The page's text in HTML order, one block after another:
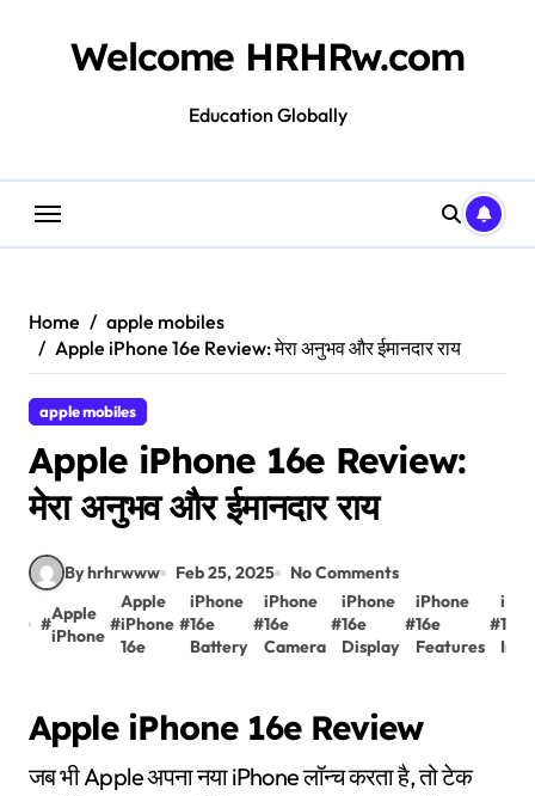
Welcome HRHRw.com
Education Globally
Home
apple mobiles
Apple iPhone 16e Review: मेरा अनुभव और ईमानदार राय
apple mobiles
Apple iPhone 16e Review:
मेरा अनुभव और ईमानदार राय
By hrhrwww Feb 25, 2025 No Comments
#
Apple
iPhone
#
Apple
iPhone
16e
#
iPhone
16e
Battery
#
iPhone
16e
Camera
#
iPhone
16e
Display
#
iPhone
16e
Features
#16e
Apple iPhone 16e Review
जब भी Apple अपना नया iPhone लॉन्च करता है, तो टेक